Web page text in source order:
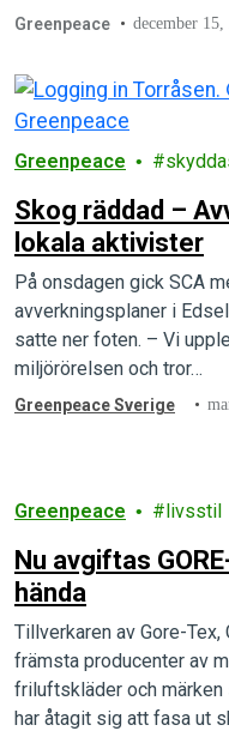
Greenpeace december 15,
Greenpeace
Skog räddad –
lokala aktivister
På onsdagen gick SCA
avverkningsplaner i
satte ner foten. – Vi
miljörörelsen och tror…
Greenpeace Sverige
Greenpeace livsstil
Nu avgiftas
hända
Tillverkaren av Gore-
främsta producenter av
friluftskläder och märken
har åtagit sig att fasa ut